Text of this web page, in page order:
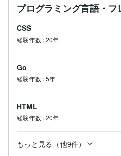
プログラミング言語・フ
CSS
経験年数 :20年
Go
経験年数 :5年
HTML
経験年数 :20年
もっと見る（他9件）